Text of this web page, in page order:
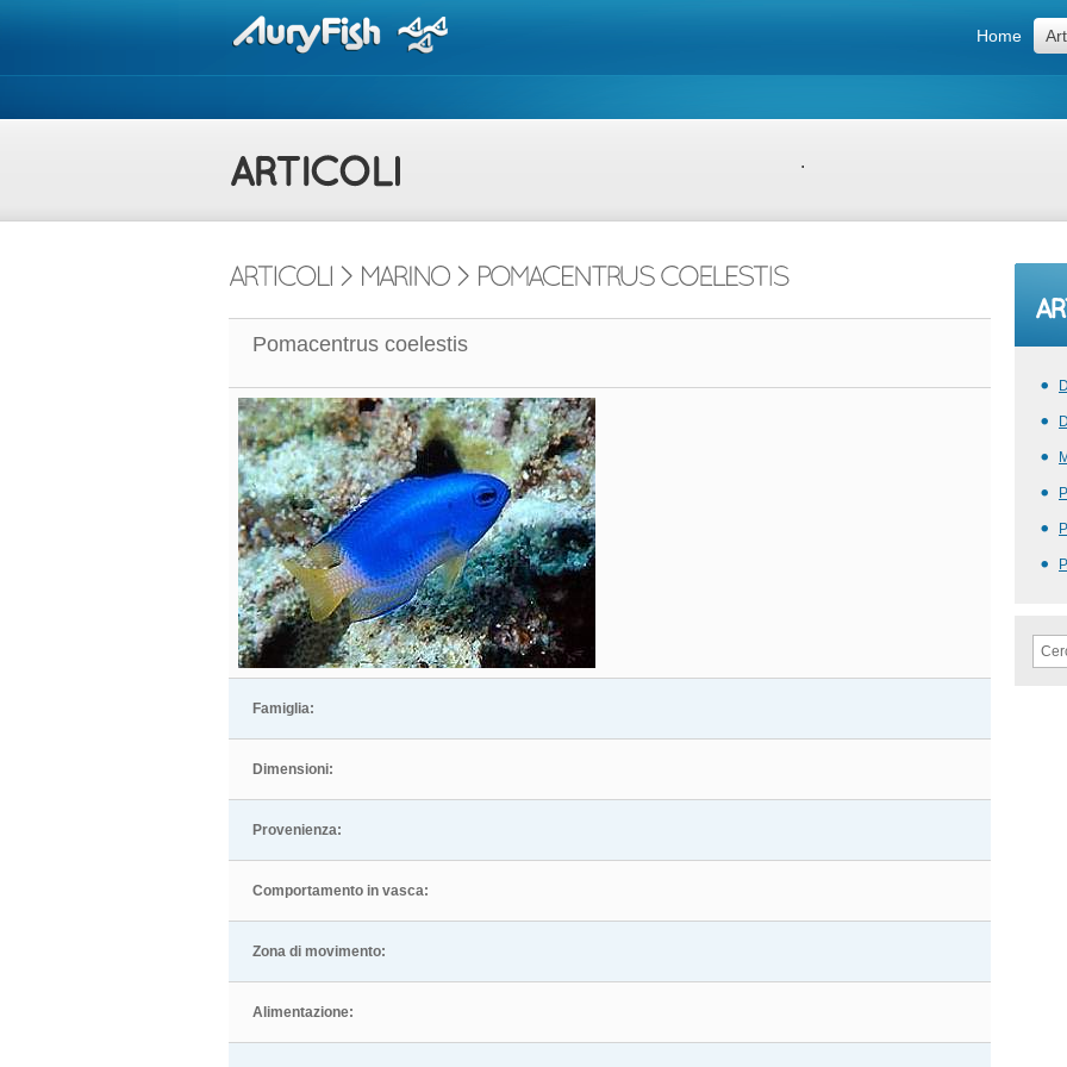
Home
.
Pomacentrus coelestis
Famiglia:
Dimensioni:
Provenienza:
Comportamento in vasca:
Zona di movimento:
Alimentazione: